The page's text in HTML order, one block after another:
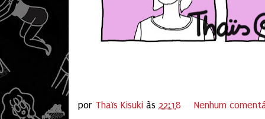
por Thaïs Kisuki às 22:18 Nenhum